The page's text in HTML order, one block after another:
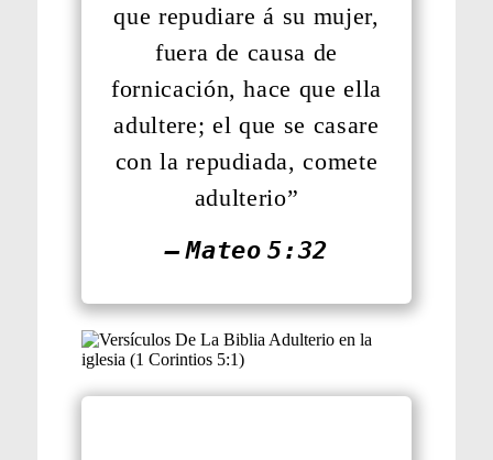
que repudiare á su mujer,
fuera de causa de
fornicación, hace que ella
adultere; el que se casare
con la repudiada, comete
adulterio”
— Mateo 5:32